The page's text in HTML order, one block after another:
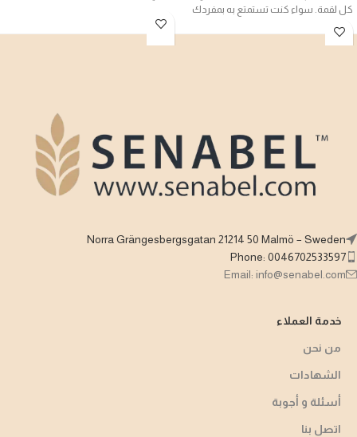
كل لقمة. سواء كنت تستمتع به بمفردك
أو خلال الجلسات العائلية، فهو الخيار
Norra Grängesbergsgatan 21214 50 Malmö – Sweden
Phone: 0046702533597
Email: info@senabel.com
خدمة العملاء
من نحن
الشهادات
أسئلة و أجوبة​
اتصل بنا